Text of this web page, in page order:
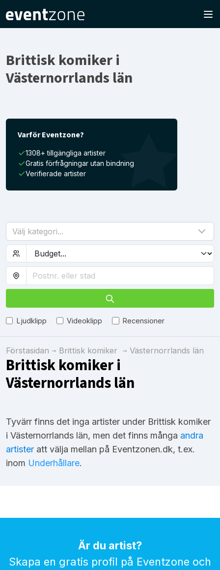
Brittisk komiker i
Västernorrlands län
Varför Eventzone?
1308+ tillgängliga artister
Gratis förfrågningar utan bindning
Verifierade artister
Välj kategori...
Ljudklipp Videoklipp Recensioner
Förstasidan Brittisk komiker Västernorrlands län
Brittisk komiker i
Västernorrlands län
Tyvärr finns det inga artister under Brittisk komiker
i Västernorrlands län, men det finns många andra
artister att välja mellan på Eventzonen.dk, t.ex.
inom Underhållare.
Är du artist?
Skapa en gratis profil på Eventzone och